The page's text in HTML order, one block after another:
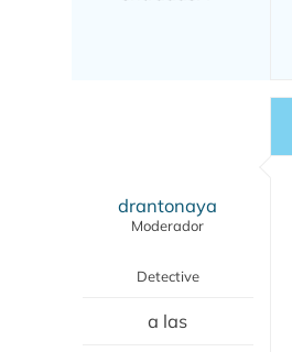
drantonaya
Moderador
Detective
a las